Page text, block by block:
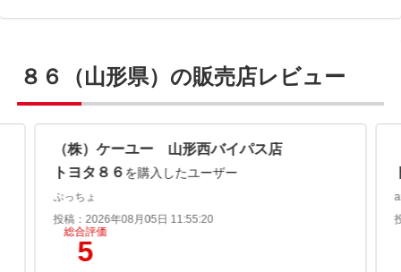
８６（山形県）の販売店レビュー
（株）ケーユー 山形西バイパス店
トヨタ８６ を購入したユーザー
ぷっちょ
投稿：2026年08月05日 11:55:20
総合評価
5